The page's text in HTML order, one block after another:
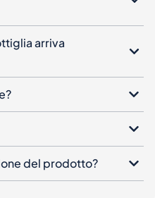
arriva
del prodotto?